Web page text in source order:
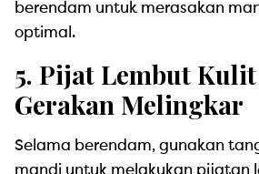
berendam untuk merasakan
optimal.
5. Pijat Lembut
Gerakan Melingkar
Selama berendam, gunakan
mandi untuk melakukan pijatan